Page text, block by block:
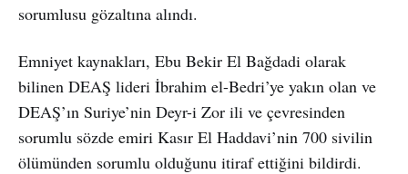
sorumlusu gözaltına alındı.
Emniyet kaynakları, Ebu Bekir El Bağdadi olarak
bilinen DEAŞ lideri İbrahim el-Bedri’ye yakın olan ve
DEAŞ’ın Suriye’nin Deyr-i Zor ili ve çevresinden
sorumlu sözde emiri Kasır El Haddavi’nin 700 sivilin
ölümünden sorumlu olduğunu itiraf ettiğini bildirdi.